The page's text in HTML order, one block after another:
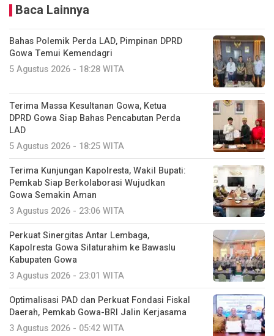
Baca Lainnya
Bahas Polemik Perda LAD, Pimpinan DPRD
Gowa Temui Kemendagri
5 Agustus 2026 - 18:28 WITA
Terima Massa Kesultanan Gowa, Ketua
DPRD Gowa Siap Bahas Pencabutan Perda
LAD
5 Agustus 2026 - 18:25 WITA
Terima Kunjungan Kapolresta, Wakil Bupati:
Pemkab Siap Berkolaborasi Wujudkan
Gowa Semakin Aman
3 Agustus 2026 - 23:06 WITA
Perkuat Sinergitas Antar Lembaga,
Kapolresta Gowa Silaturahim ke Bawaslu
Kabupaten Gowa
3 Agustus 2026 - 23:01 WITA
Optimalisasi PAD dan Perkuat Fondasi Fiskal
Daerah, Pemkab Gowa-BRI Jalin Kerjasama
3 Agustus 2026 - 05:42 WITA